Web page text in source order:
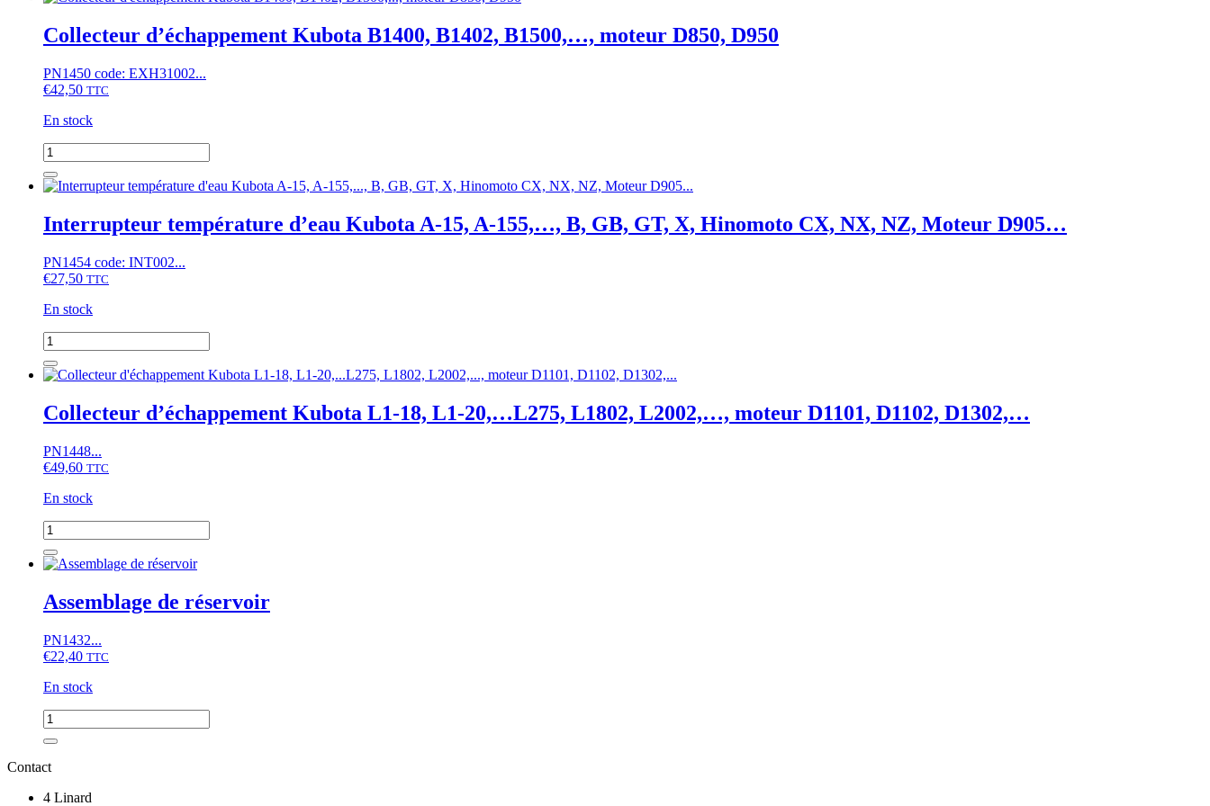
Collecteur d’échappement Kubota B1400, B1402, B1500,…, moteur D850, D950
PN1450 code: EXH31002...
€42,50 TTC
En stock
quantité
de
Collecteur
d'échappement
Kubota
B1400,
B1500,...,
moteur
D950
Interrupteur température d’eau Kubota A-15, A-155,…, B, GB, GT, X, Hinomoto CX, NX, NZ, Moteur D905…
PN1454 code: INT002...
€27,50 TTC
En stock
quantité
de
Interrupteur
d'eau
Kubota
15,
A-
B,
GT,
X,
Hinomoto
NX,
NZ,
D905...
Collecteur d’échappement Kubota L1-18, L1-20,…L275, L1802, L2002,…, moteur D1101, D1102, D1302,…
PN1448...
€49,60 TTC
En stock
quantité
de
Collecteur
d'échappement
Kubota
L1-
L1-
20,...L275,
L2002,...,
D1101,
D1102,
Assemblage de réservoir
PN1432...
€22,40 TTC
En stock
quantité
de
Assemblage
de
Contact
4 Linard